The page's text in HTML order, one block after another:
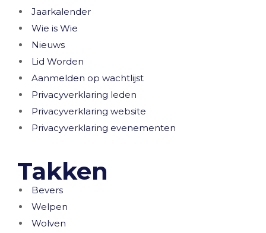
Jaarkalender
Wie is Wie
Nieuws
Lid Worden
Aanmelden op wachtlijst
Privacyverklaring leden
Privacyverklaring website
Privacyverklaring evenementen
Takken
Bevers
Welpen
Wolven